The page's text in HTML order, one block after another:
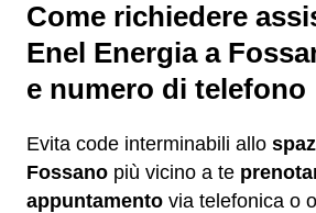
Come richiedere
Enel Energia a
e numero di telefono
Evita code interminabili allo
Fossano più vicino a te
appuntamento via telefonica o